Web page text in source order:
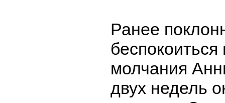
Ранее
беспокоиться
молчания
двух недель